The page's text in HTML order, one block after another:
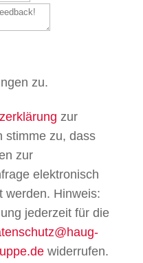
zu.
zur
stimme zu, dass
zur
elektronisch
werden. Hinweis:
jederzeit für die
widerrufen.